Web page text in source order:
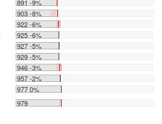
891 -9%
903 -8%
922 -6%
925 -6%
927 -5%
929 -5%
946 -3%
957 -2%
977 0%
979